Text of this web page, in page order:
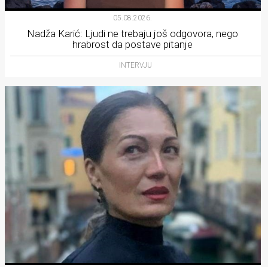
05.08.2026.
Nadža Karić: Ljudi ne trebaju još odgovora, nego
hrabrost da postave pitanje
INTERVJU